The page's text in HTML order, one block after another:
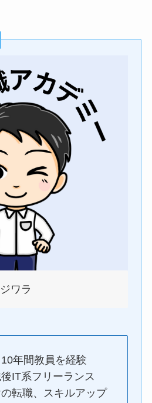
ワラ
年間教員を経験
IT系フリーランス
転職、スキルアップ